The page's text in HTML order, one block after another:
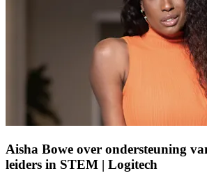
Aisha Bowe over ondersteuning
leiders in STEM | Logitech